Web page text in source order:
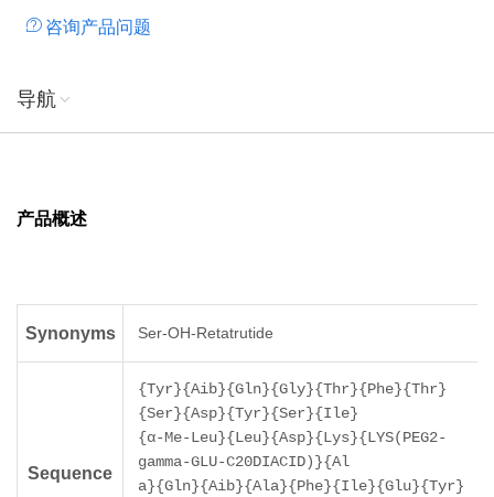
咨询产品问题
导航
产品概述
Synonyms Ser-OH-Retatrutide
Sequence
{Tyr}{Aib}{Gln}{Gly}{Thr}{Phe}{Thr}
{Ser}{Asp}{Tyr}{Ser}{Ile}
{α-Me-Leu}{Leu}{Asp}{Lys}{LYS(PEG2-
gamma-GLU-C20DIACID)}{Al
a}{Gln}{Aib}{Ala}{Phe}{Ile}{Glu}{Tyr}